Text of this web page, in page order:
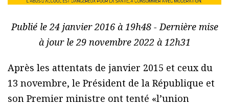
Publié le 24 janvier 2016 à 19h48 - Dernière mise
à jour le 29 novembre 2022 à 12h31
Après les attentats de janvier 2015 et ceux du
13 novembre, le Président de la République et
son Premier ministre ont tenté «l’union